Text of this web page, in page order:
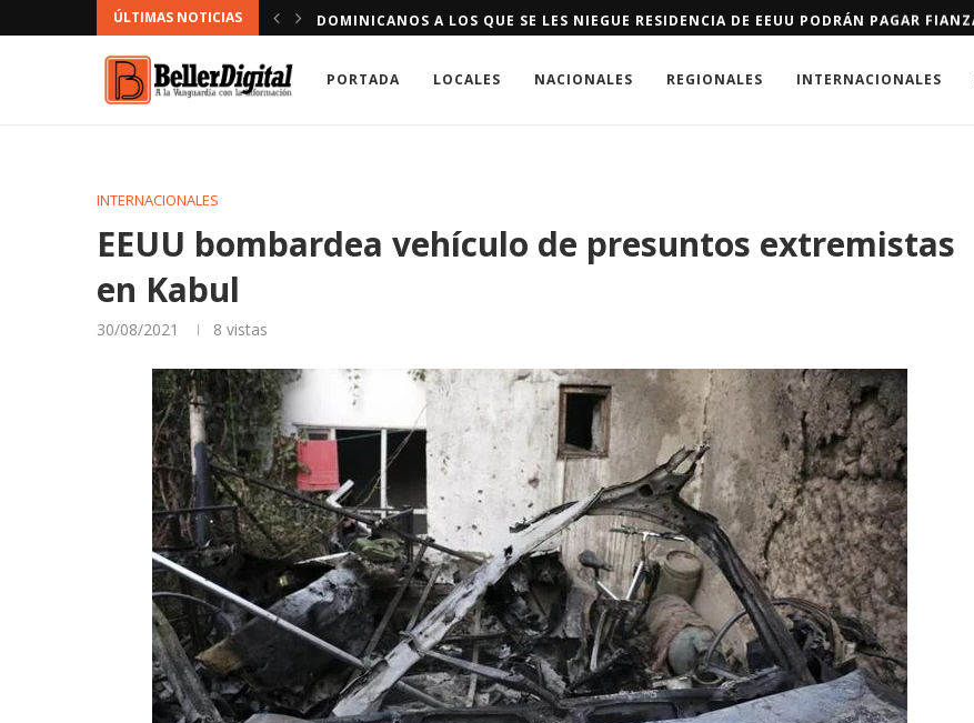
ÚLTIMAS NOTICIAS
VÍA CONTRARIA DOMINICANOS A LOS QUE SE LES NIEGUE RESIDENCIA DE EEUU PODRÁN PAGAR
PORTADA LOCALES NACIONALES REGIONALES INTERNACIONALES
INTERNACIONALES
EEUU bombardea vehículo de presuntos extremistas
en Kabul
30/08/2021 8 vistas